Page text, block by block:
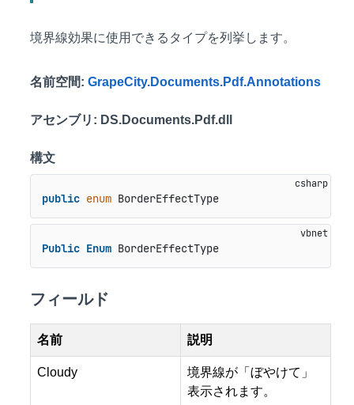
境界線効果に使用できるタイプを列挙します。
名前空間: GrapeCity.Documents.Pdf.Annotations
アセンブリ : DS.Documents.Pdf.dll
構文
public enum BorderEffectType
Public Enum BorderEffectType
フィールド
名前 説明
Cloudy
境界線が「ぼやけて」
表示されます。